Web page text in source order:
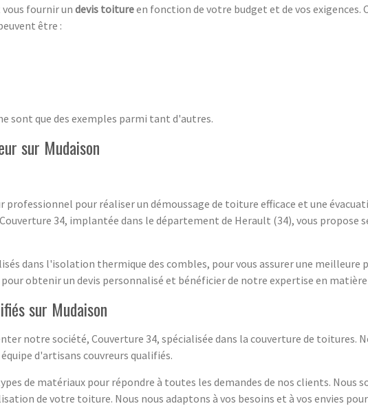
fournir un devis toitureen fonction de votre budget et de vos
être :
sont que des exemples parmi tant d'autres.
sur Mudaison
professionnel pour réaliser un démoussage de toiture efficace et une
34, implantée dans le département de Herault (34), vous propose
dans l'isolation thermique des combles, pour vous assurer une
obtenir un devis personnalisé et bénéficier de notre expertise en
sur Mudaison
notre société, Couverture 34, spécialisée dans la couverture de toitures.
d'artisans couvreurs qualifiés.
de matériaux pour répondre à toutes les demandes de nos clients. Nous
de votre toiture. Nous nous adaptons à vos besoins et à vos envies